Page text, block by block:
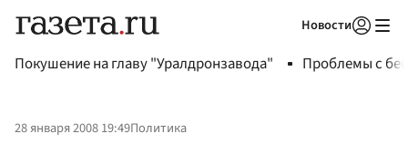
Новости
Покушение на главу "Уралдронзавода" Проблемы с
28 января 2008 19:49Политика